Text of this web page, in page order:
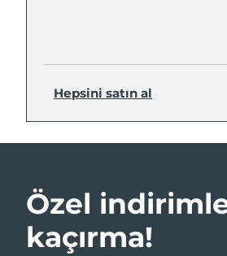
Hepsini satın al
Özel
kaçırma!